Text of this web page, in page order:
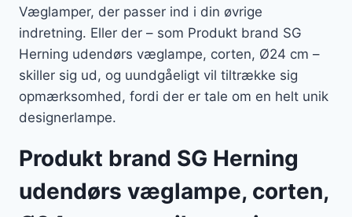
Væglamper, der passer ind i din øvrige
indretning. Eller der – som Produkt brand SG
Herning udendørs væglampe, corten, Ø24 cm –
skiller sig ud, og uundgåeligt vil tiltrække sig
opmærksomhed, fordi der er tale om en helt unik
designerlampe.
Produkt brand SG Herning
udendørs væglampe, corten,